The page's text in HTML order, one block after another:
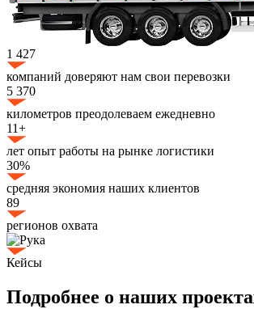
1 427
компаний доверяют нам свои перевозки
5 370
километров преодолеваем ежедневно
11+
лет опыт работы на рынке логистики
30%
средняя экономия наших клиентов
89
регионов охвата
Кейсы
Подробнее о наших